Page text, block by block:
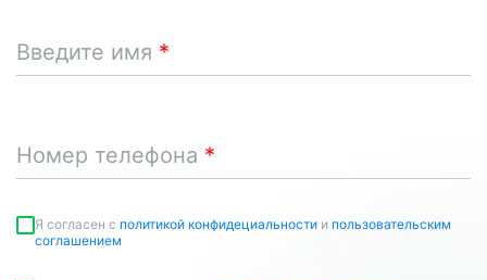
Введите имя
Номер телефона
Я согласен c политикой конфидециальности и пользовательским
соглашением